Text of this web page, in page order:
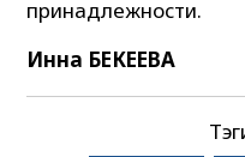
принадлежности.
Инна БЕКЕЕВА